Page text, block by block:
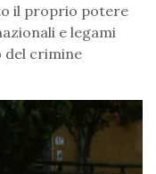
il proprio potere
e legami
del crimine